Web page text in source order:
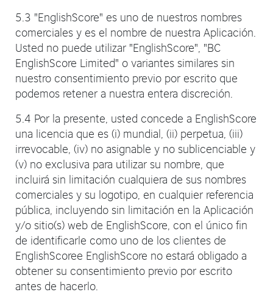
5.3 "EnglishScore" es uno de nuestros nombres
comerciales y es el nombre de nuestra Aplicación.
Usted no puede utilizar "EnglishScore", "BC
EnglishScore Limited" o variantes similares sin
nuestro consentimiento previo por escrito que
podemos retener a nuestra entera discreción.
5.4 Por la presente, usted concede a EnglishScore
una licencia que es (i) mundial, (ii) perpetua, (iii)
irrevocable, (iv) no asignable y no sublicenciable y
(v) no exclusiva para utilizar su nombre, que
incluirá sin limitación cualquiera de sus nombres
comerciales y su logotipo, en cualquier referencia
pública, incluyendo sin limitación en la Aplicación
y/o sitio(s) web de EnglishScore, con el único fin
de identificarle como uno de los clientes de
EnglishScoree EnglishScore no estará obligado a
obtener su consentimiento previo por escrito
antes de hacerlo.